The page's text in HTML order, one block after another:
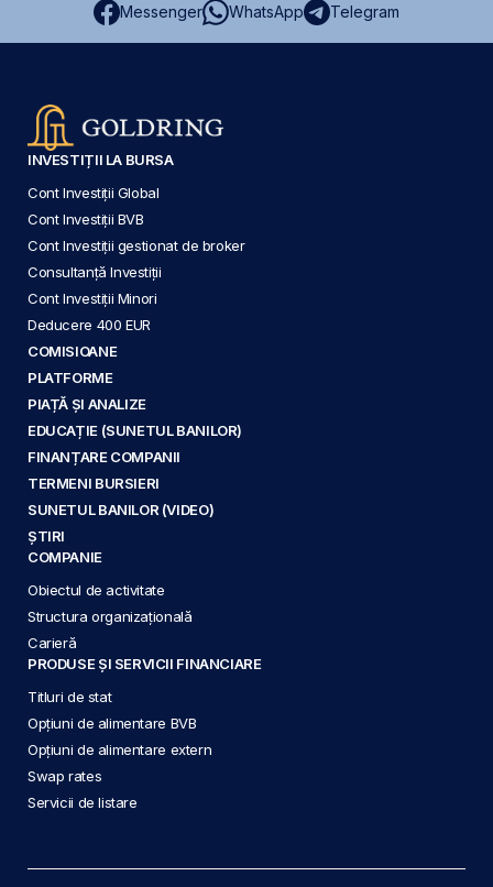
Messenger WhatsApp Telegram
INVESTIȚII LA BURSA
Cont Investiții Global
Cont Investiții BVB
Cont Investiții gestionat de broker
Consultanță Investiții
Cont Investiții Minori
Deducere 400 EUR
COMISIOANE
PLATFORME
PIAȚĂ ȘI ANALIZE
EDUCAȚIE (SUNETUL BANILOR)
FINANȚARE COMPANII
TERMENI BURSIERI
SUNETUL BANILOR (VIDEO)
ȘTIRI
COMPANIE
Obiectul de activitate
Structura organizațională
Carieră
PRODUSE ȘI SERVICII FINANCIARE
Titluri de stat
Opțiuni de alimentare BVB
Opțiuni de alimentare extern
Swap rates
Servicii de listare